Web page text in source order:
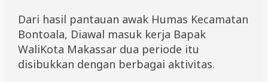
Dari hasil pantauan awak Humas Kecamatan
Bontoala, Diawal masuk kerja Bapak
WaliKota Makassar dua periode itu
disibukkan dengan berbagai aktivitas.